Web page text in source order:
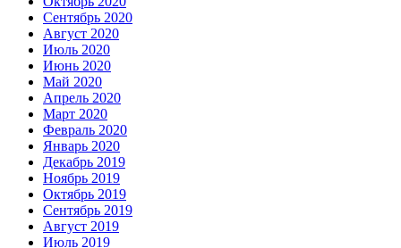
Сентябрь 2020
Август 2020
Июль 2020
Июнь 2020
Май 2020
Апрель 2020
Март 2020
Февраль 2020
Январь 2020
Декабрь 2019
Ноябрь 2019
Октябрь 2019
Сентябрь 2019
Август 2019
Июль 2019